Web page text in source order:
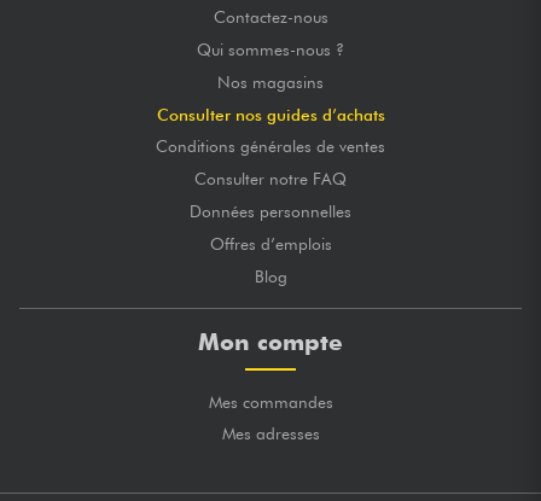
Contactez-nous
Qui sommes-nous ?
Nos magasins
Consulter nos guides d’achats
Conditions générales de ventes
Consulter notre FAQ
Données personnelles
Offres d’emplois
Blog
Mon compte
Mes commandes
Mes adresses